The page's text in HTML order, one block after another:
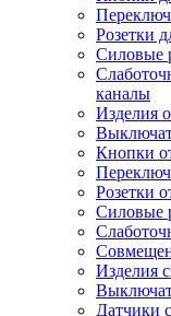
Розетки
Силовые
каналы
Изделия
Кнопки
Розетки
Силовые
Изделия
Датчики